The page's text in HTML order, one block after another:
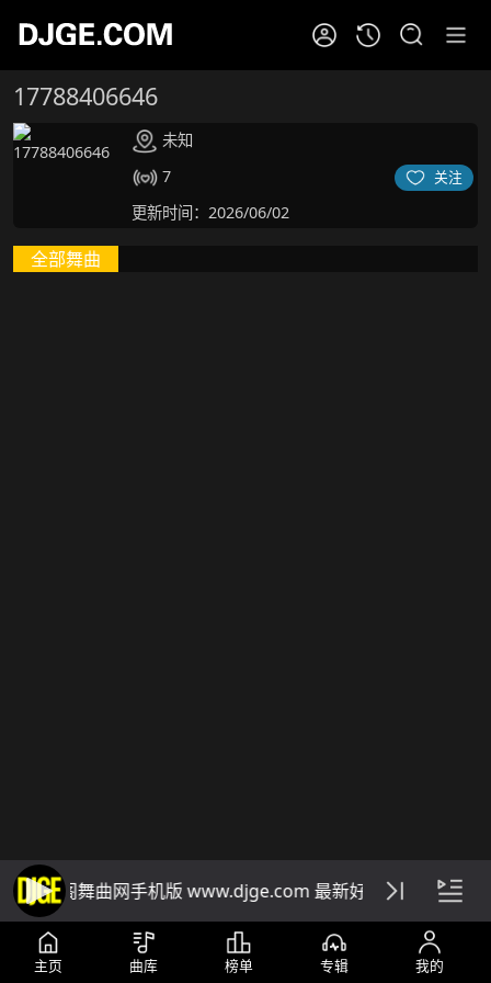
17788406646
未知
7
关注
更新时间：2026/06/02
全部舞曲
DJ阁舞曲网手机版 www.djge.com 最新好听免费下载dj音
主页 曲库 榜单 专辑 我的